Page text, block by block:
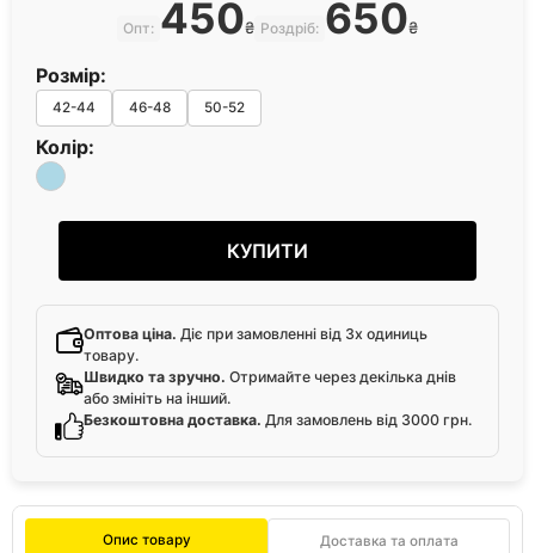
Опт: 450₴ Роздріб: 650₴
Розмір:
42-44 46-48 50-52
Колір:
КУПИТИ
Оптова ціна. Діє при замовленні від 3х одиниць
товару.
Швидко та зручно. Отримайте через декілька днів
або змініть на інший.
Безкоштовна доставка. Для замовлень від 3000 грн.
Опис товару Доставка та оплата